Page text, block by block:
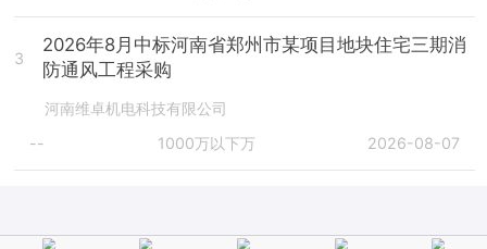
3
2026年8月中标河南省郑州市某项目地块住宅三期消
防通风工程采购
河南维卓机电科技有限公司
--
1000万以下万 2026-08-07